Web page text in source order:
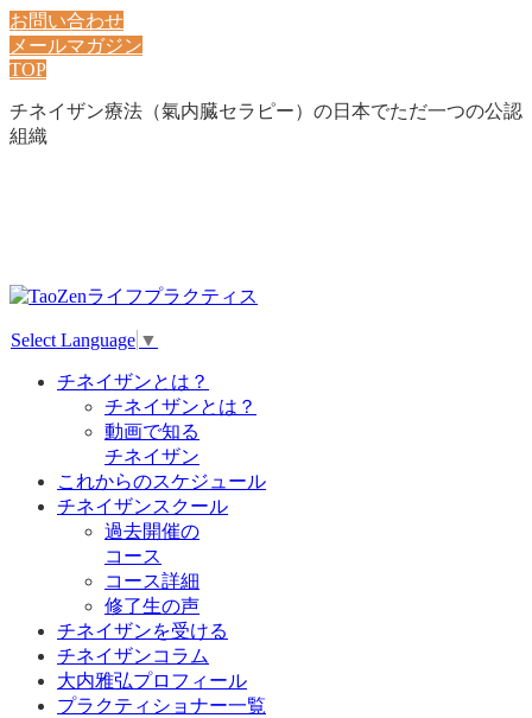
お問い合わせ
メールマガジン
TOP
チネイザン療法（氣内臓セラピー）の日本でただ一つの公認
組織
Select Language ▼
チネイザンとは？
チネイザンとは？
動画で知る
チネイザン
これからのスケジュール
チネイザンスクール
過去開催の
コース
コース詳細
修了生の声
チネイザンを受ける
チネイザンコラム
大内雅弘プロフィール
プラクティショナー一覧